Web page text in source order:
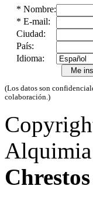
* Nombre:
* E-mail:
Ciudad:
País:
Idioma:
(Los datos son
colaboración.)